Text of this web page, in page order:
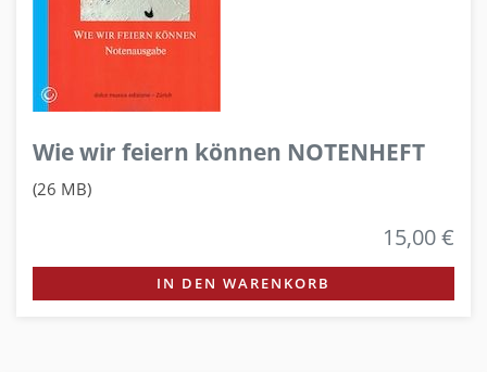
Wie wir feiern können NOTENHEFT
(26 MB)
15,00 €
IN DEN WARENKORB